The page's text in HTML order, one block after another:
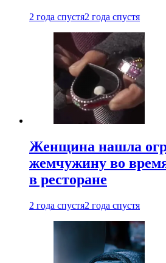
2 года спустя2 года спустя
Женщина нашла
жемчужину во
в ресторане
2 года спустя2 года спустя